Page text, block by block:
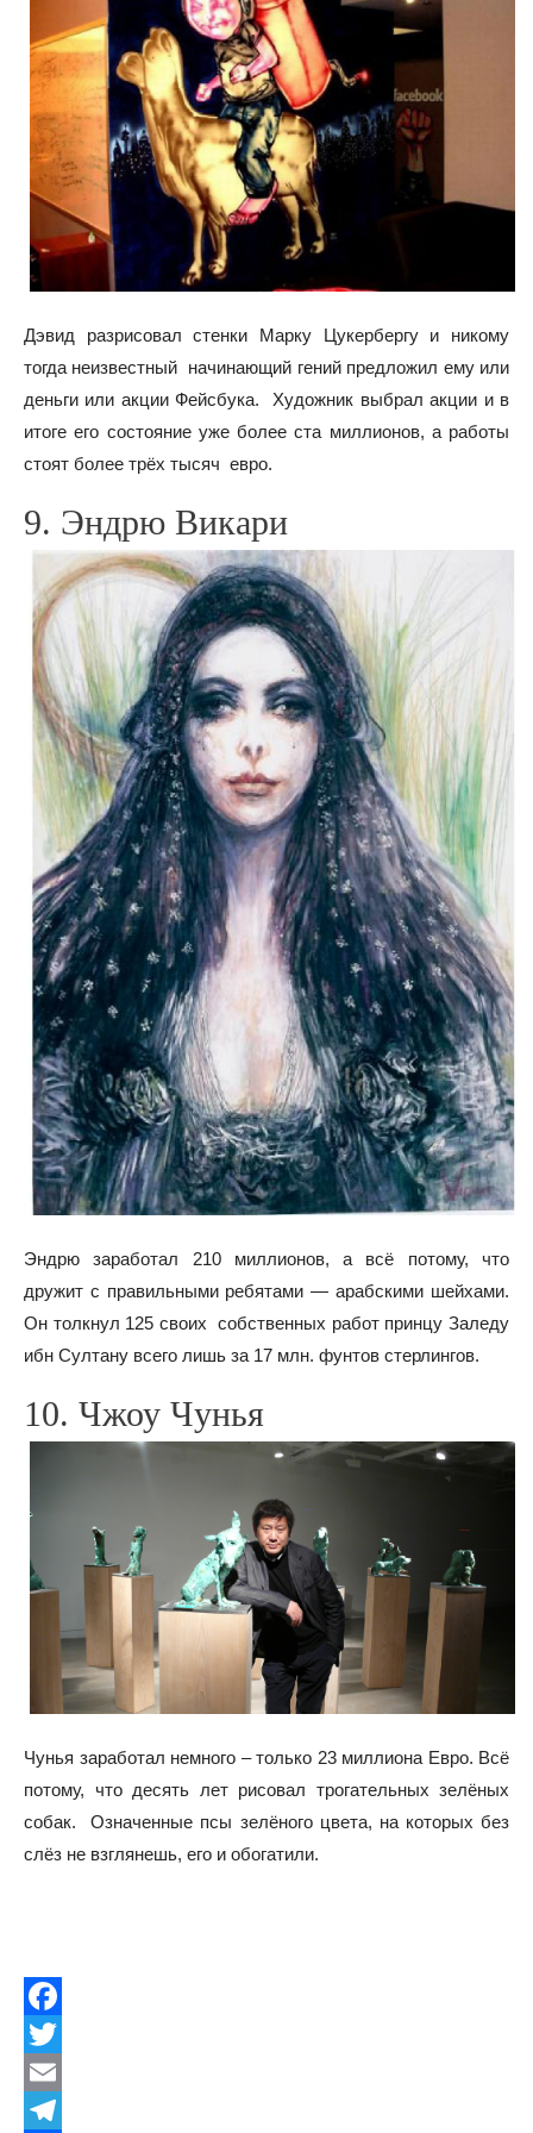
Дэвид разрисовал стенки Марку Цукербергу и никому
тогда неизвестный начинающий гений предложил ему или
деньги или акции Фейсбука. Художник выбрал акции и в
итоге его состояние уже более ста миллионов, а работы
стоят более трёх тысяч евро.
9. Эндрю Викари
Эндрю заработал 210 миллионов, а всё потому, что
дружит с правильными ребятами — арабскими шейхами.
Он толкнул 125 своих собственных работ принцу Заледу
ибн Султану всего лишь за 17 млн. фунтов стерлингов.
10. Чжоу Чунья
Чунья заработал немного – только 23 миллиона Евро. Всё
потому, что десять лет рисовал трогательных зелёных
собак. Означенные псы зелёного цвета, на которых без
слёз не взглянешь, его и обогатили.
Facebook
Twitter
Email